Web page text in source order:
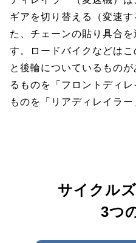
ギアを切り替える（変速
た、チェーンの貼り具合
す。ロードバイクなどは
と後輪についているもの
るものを「フロントディ
ものを「リアディレイラー
サイクル
3つ